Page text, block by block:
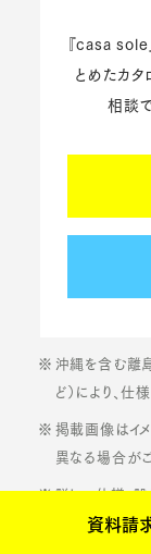
『casa sole
とめたカタ
相談
沖縄を含む離
ど）により、
掲載画像はイ
異なる場合がご
詳しい仕様・
の施工店へご
資料請